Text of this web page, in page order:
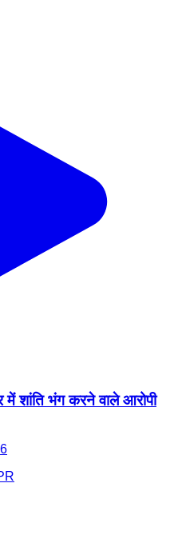
में शांति भंग करने वाले आरोपी